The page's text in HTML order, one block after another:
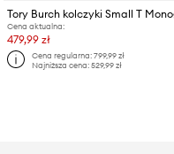
Tory Burch kolczyki Small T
Cena aktualna:
479,99 zł
Cena regularna: 799,99 zł
Najniższa cena: 529,99 zł